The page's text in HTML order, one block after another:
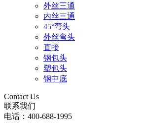
外丝三通
内丝三通
45°弯头
外丝弯头
直接
钢包头
塑包头
钢中底
Contact Us
联系我们
电话：400-688-1995